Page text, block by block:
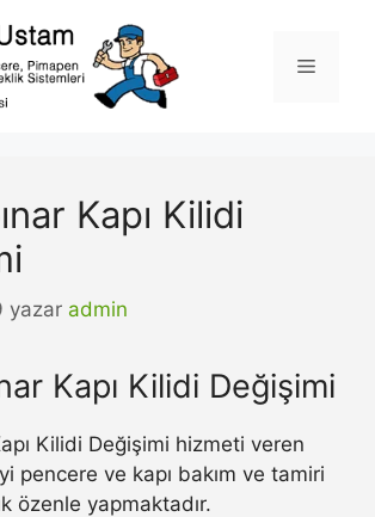
Menü
Kapı Kilidi
yazar admin
Kapı Kilidi Değişimi
Kilidi Değişimi hizmeti veren
pencere ve kapı bakım ve tamiri
özenle yapmaktadır.